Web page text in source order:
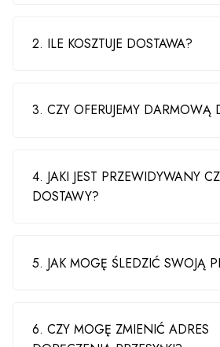
2. ILE KOSZTUJE DOSTAWA?
3. CZY OFERUJEMY DARMOWĄ
4. JAKI JEST PRZEWIDYWANY
DOSTAWY?
5. JAK MOGĘ ŚLEDZIĆ SWOJĄ
6. CZY MOGĘ ZMIENIĆ ADRES